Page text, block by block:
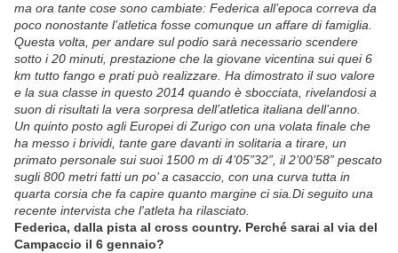
ma ora tante cose sono cambiate: Federica all’epoca correva da
poco nonostante l’atletica fosse comunque un affare di famiglia.
Questa volta, per andare sul podio sarà necessario scendere
sotto i 20 minuti, prestazione che la giovane vicentina sui quei 6
km tutto fango e prati può realizzare. Ha dimostrato il suo valore
e la sua classe in questo 2014 quando è sbocciata, rivelandosi a
suon di risultati la vera sorpresa dell’atletica italiana dell’anno.
Un quinto posto agli Europei di Zurigo con una volata finale che
ha messo i brividi, tante gare davanti in solitaria a tirare, un
primato personale sui suoi 1500 m di 4’05”32”, il 2’00’58” pescato
sugli 800 metri fatti un po’ a casaccio, con una curva tutta in
quarta corsia che fa capire quanto margine ci sia.Di seguito una
recente intervista che l'atleta ha rilasciato.
Federica, dalla pista al cross country. Perché sarai al via del
Campaccio il 6 gennaio?